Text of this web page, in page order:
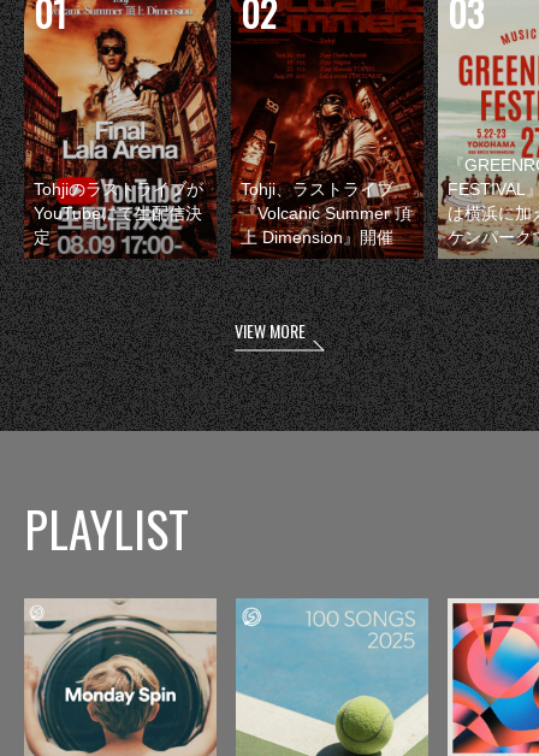
Tohjiのラストライブが
YouTubeにて生配信決
定
Tohji、ラストライブ
『Volcanic Summer 頂
上 Dimension』開催
『
FESTIVAL
は横浜に加
ケンパーク
VIEW MORE
PLAYLIST